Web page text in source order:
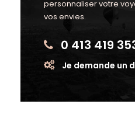
personnaliser votre
vos envies.
0 413 419
Je demande un